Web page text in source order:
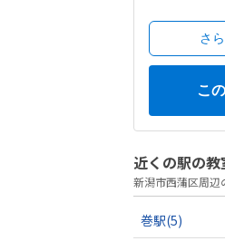
さ
近くの駅の
新潟市西蒲区周辺
巻駅(5)